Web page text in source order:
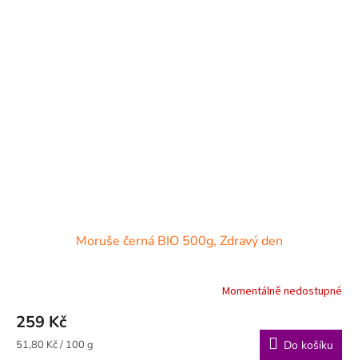
Moruše černá BIO 500g, Zdravý den
Momentálně nedostupné
259 Kč
Měrná
51,80 Kč / 100 g Do košíku